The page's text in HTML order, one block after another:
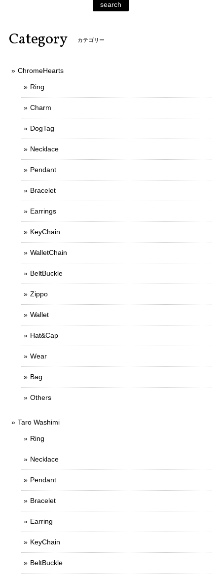
search
Category カテゴリー
ChromeHearts
Ring
Charm
DogTag
Necklace
Pendant
Bracelet
Earrings
KeyChain
WalletChain
BeltBuckle
Zippo
Wallet
Hat&Cap
Wear
Bag
Others
Taro Washimi
Ring
Necklace
Pendant
Bracelet
Earring
KeyChain
BeltBuckle